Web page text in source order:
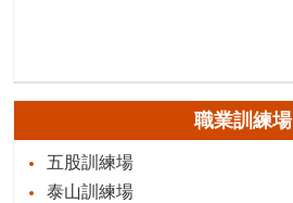
職業訓練場
五股訓練場
泰山訓練場